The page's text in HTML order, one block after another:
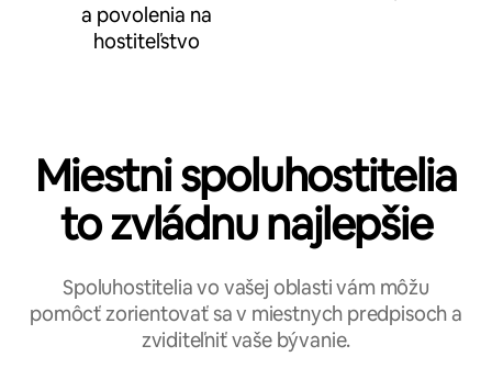
a povolenia na
hostiteľstvo
Miestni spoluhostitelia
to zvládnu najlepšie
Spoluhostitelia vo vašej oblasti vám môžu
pomôcť zorientovať sa v miestnych predpisoch a
zviditeľniť vaše bývanie.